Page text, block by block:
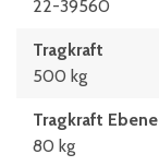
22-39560
Tragkraft
500 kg
Tragkraft Ebene
80 kg